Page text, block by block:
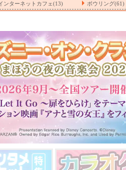
ンターネットカフェ(13) ボウリング(61)